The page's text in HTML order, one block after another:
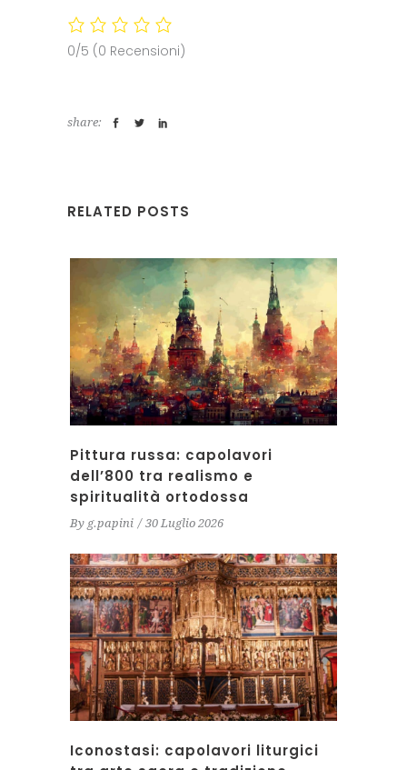
0/5 (0 Recensioni)
share:
RELATED POSTS
Pittura russa: capolavori
dell’800 tra realismo e
spiritualità ortodossa
By g.papini 30 Luglio 2026
Iconostasi: capolavori liturgici